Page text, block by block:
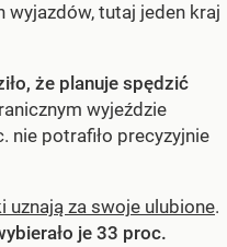
wyjazdów, tutaj jeden kraj
że planuje spędzić
wyjeździe
nie potrafiło precyzyjnie
uznają za swoje ulubione.
je 33 proc.